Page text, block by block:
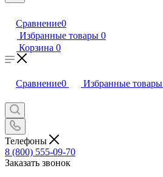
Сравнение0
Избранные товары 0
Корзина 0
Сравнение0 Избранные товары
Телефоны
8 (800) 555-09-70
Заказать звонок